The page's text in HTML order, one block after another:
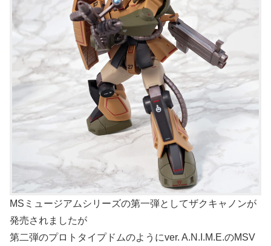
MSミュージアムシリーズの第一弾としてザクキャノンが
発売されましたが
第二弾のプロトタイプドムのようにver. A.N.I.M.E.のMSV